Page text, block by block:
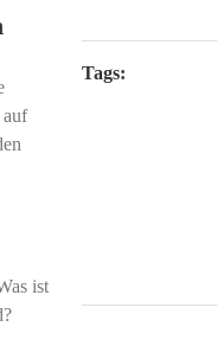
auf
ist
Tags: